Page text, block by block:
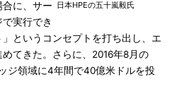
日本HPEの五十嵐毅氏
に、サー
実行でき
というコンセプトを打ち出し、エ
てきた。さらに、2016年8月の
ジ領域に4年間で40億米ドルを投